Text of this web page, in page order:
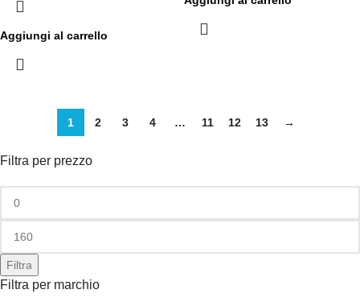
Filtra per prezzo
Filtra
Filtra per marchio
smaltato
Spessore: circa 10 mm
Scelta:
Aggiungi al carrello
Finitura:Opaca
Scelta:
cementina contemporanea
1 2 3 4 … 11 12 13 →